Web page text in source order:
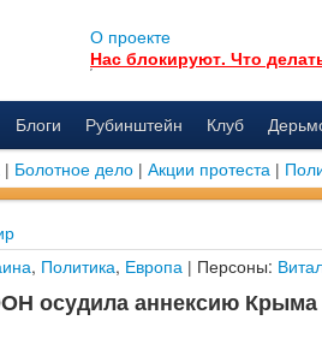
О проекте
Нас блокируют. Что
Блоги Рубинштейн Клуб
| Болотное дело | Акции протеста |
, Политика, Европа | Персоны:
осудила аннексию Крыма